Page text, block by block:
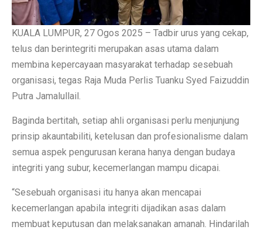
KUALA LUMPUR, 27 Ogos 2025 – Tadbir urus yang cekap,
telus dan berintegriti merupakan asas utama dalam
membina kepercayaan masyarakat terhadap sesebuah
organisasi, tegas Raja Muda Perlis Tuanku Syed Faizuddin
Putra Jamalullail.
Baginda bertitah, setiap ahli organisasi perlu menjunjung
prinsip akauntabiliti, ketelusan dan profesionalisme dalam
semua aspek pengurusan kerana hanya dengan budaya
integriti yang subur, kecemerlangan mampu dicapai.
“Sesebuah organisasi itu hanya akan mencapai
kecemerlangan apabila integriti dijadikan asas dalam
membuat keputusan dan melaksanakan amanah. Hindarilah